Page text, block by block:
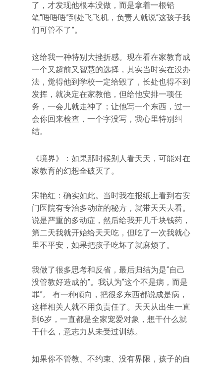
了，才发现他根本没做，而是拿着一根铅
笔“唔唔唔”到处飞飞机，负责人就说“这孩子我
们可管不了”。
这给我一种特别大挫折感。现在看在家教育成
一个又超前又智慧的选择，其实当时实在没办
法，觉得他到学校一定给毁了，长处也得不到
发挥，就决定在家教他，但给他安排一项任
务，一会儿就走神了；让他写一个东西，过一
会你回来检查，一个字没写，我心里特别纠
结。
《境界》：如果那时候别人看天天，可能对在
家教育的幻想全破灭了。
宋艳红：确实如此。当时我在报纸上看到右安
门医院有专治多动症的秘方，就带天天去看。
说是严重的多动症，然后给我开几千块钱药，
第二天我就开始给天天吃，但吃了一次我就心
里不平安，如果把孩子吃坏了就麻烦了。
我做了很多思考和反省，最后归结为是“自己
没管教好造成的”。我认为“这个不是病，而是
罪”。 有一种倾向，把很多东西都说成是病，
这样相关人就不用负责任了。天天从出生一直
到6岁，一直都是全家宠爱对象，想干什么就
干什么，意志力从未受过训练。
如果你不管教、不约束、没有界限，孩子的自